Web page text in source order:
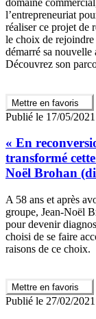
domaine
l’entrepreneuriat
réaliser ce projet de
le choix de
démarré sa
Découvrez son
Mettre en favoris
Publié le 17/05/2021
« En
transformé
Noël Brohan
A 58 ans et après
groupe, Jean-Noël
pour devenir
choisi de se faire
raisons de ce choix.
Mettre en favoris
Publié le 27/02/2021